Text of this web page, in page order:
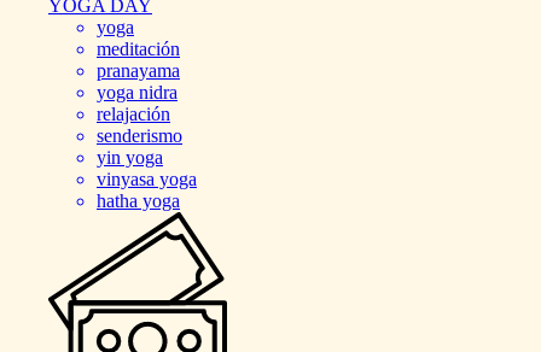
YOGA DAY
yoga
meditación
pranayama
yoga nidra
relajación
senderismo
yin yoga
vinyasa yoga
hatha yoga